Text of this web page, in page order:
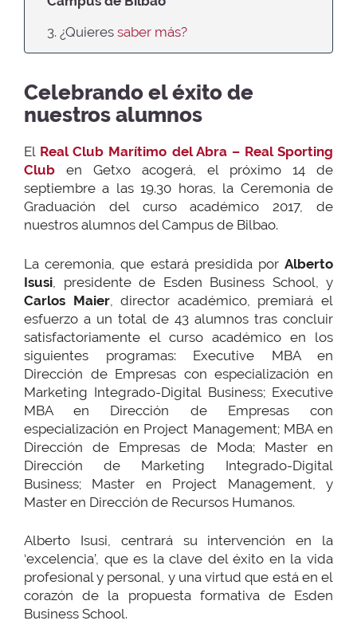
3. ¿Quieres saber más?
Celebrando el éxito de
nuestros alumnos
El Real Club Marítimo del Abra – Real Sporting
Club en Getxo acogerá, el próximo 14 de
septiembre a las 19.30 horas, la Ceremonia de
Graduación del curso académico 2017, de
nuestros alumnos del Campus de Bilbao.
La ceremonia, que estará presidida por Alberto
Isusi , presidente de Esden Business School, y
Carlos Maier, director académico, premiará el
esfuerzo a un total de 43 alumnos tras concluir
satisfactoriamente el curso académico en los
siguientes programas: Executive MBA en
Dirección de Empresas con especialización en
Marketing Integrado-Digital Business; Executive
MBA en Dirección de Empresas con
especialización en Project Management; MBA en
Dirección de Empresas de Moda; Master en
Dirección de Marketing Integrado-Digital
Business; Master en Project Management, y
Master en Dirección de Recursos Humanos.
Alberto Isusi, centrará su intervención en la
‘excelencia’, que es la clave del éxito en la vida
profesional y personal, y una virtud que está en el
corazón de la propuesta formativa de Esden
Business School.